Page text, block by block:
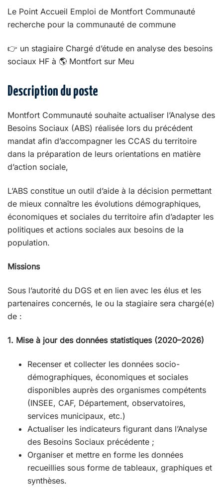
Le Point Accueil Emploi de Montfort Communauté
recherche pour la communauté de commune
👉 un stagiaire Chargé d’étude en analyse des besoins
sociaux HF à 🌎 Montfort sur Meu
Description du poste
Montfort Communauté souhaite actualiser l’Analyse des
Besoins Sociaux (ABS) réalisée lors du précédent
mandat afin d’accompagner les CCAS du territoire
dans la préparation de leurs orientations en matière
d’action sociale,
L’ABS constitue un outil d’aide à la décision permettant
de mieux connaître les évolutions démographiques,
économiques et sociales du territoire afin d’adapter les
politiques et actions sociales aux besoins de la
population.
Missions
Sous l’autorité du DGS et en lien avec les élus et les
partenaires concernés, le ou la stagiaire sera chargé(e)
de :
1. Mise à jour des données statistiques (2020–2026)
Recenser et collecter les données socio-
démographiques, économiques et sociales
disponibles auprès des organismes compétents
(INSEE, CAF, Département, observatoires,
services municipaux, etc.)
Actualiser les indicateurs figurant dans l’Analyse
des Besoins Sociaux précédente ;
Organiser et mettre en forme les données
recueillies sous forme de tableaux, graphiques et
synthèses.